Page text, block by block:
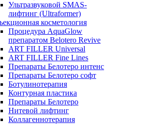
Ультразвуковой SMAS-
лифтинг (Ultraformer)
косметология
Процедура AquaGlow
препаратом Belotero Revive
ART FILLER Universal
ART FILLER Fine Lines
Препараты Белотеро интенс
Препараты Белотеро софт
Ботулинотерапия
Контурная пластика
Препараты Белотеро
Нитевой лифтинг
Коллагеннотерапия